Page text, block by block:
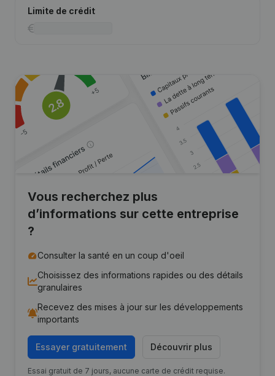
Limite de crédit
Vous recherchez plus
d’informations sur cette entreprise
?
Consulter la santé en un coup d'oeil
Choisissez des informations rapides ou des détails
granulaires
Recevez des mises à jour sur les développements
importants
Essayer gratuitement Découvrir plus
Essai gratuit de 7 jours, aucune carte de crédit requise.